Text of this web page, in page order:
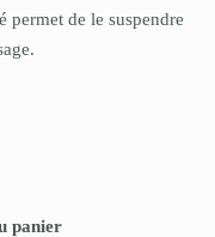
permet de le suspendre
panier